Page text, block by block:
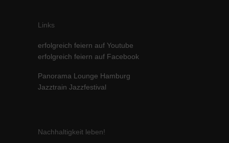
Links
erfolgreich feiern auf Youtube
erfolgreich feiern auf Facebook
Panorama Lounge Hamburg
Jazztrain Jazzfestival
Nachhaltigkeit leben!